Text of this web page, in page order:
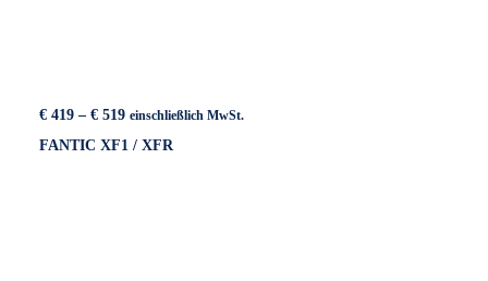
€ 419 – € 519Preisspanne:
bis
einschließlich MwSt.
FANTIC XF1 / XFR